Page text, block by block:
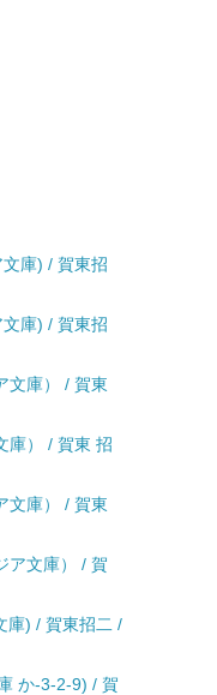
庫) / 賀東招
庫) / 賀東招
文庫） / 賀東
庫） / 賀東 招
文庫） / 賀東
ア文庫） / 賀
庫) / 賀東招二 /
か-3-2-9) / 賀